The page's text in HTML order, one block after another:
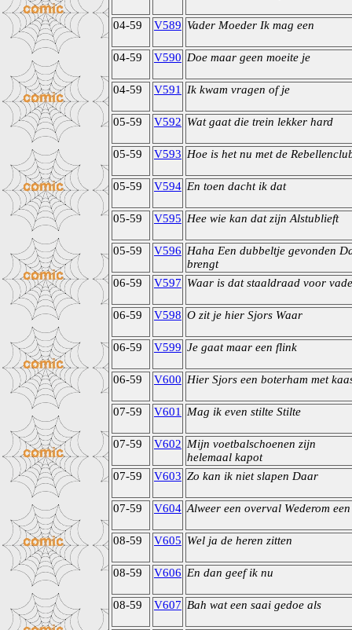
04-59 V589 Vader Moeder Ik mag een
04-59 V590 Doe maar geen moeite je
04-59 V591 Ik kwam vragen of je
05-59 V592 Wat gaat die trein lekker hard
05-59 V593 Hoe is het nu met de
05-59 V594 En toen dacht ik dat
05-59 V595 Hee wie kan dat zijn Alstublieft
05-59 V596 Haha Een dubbeltje gevonden
brengt
06-59
V597 Waar is dat staaldraad voor
06-59 V598 O zit je hier Sjors Waar
06-59 V599 Je gaat maar een flink
06-59 V600 Hier Sjors een boterham met
07-59 V601 Mag ik even stilte Stilte
07-59 V602 Mijn voetbalschoenen zijn
helemaal kapot
07-59
V603 Zo kan ik niet slapen Daar
07-59 V604 Alweer een overval Wederom een
08-59 V605 Wel ja de heren zitten
08-59 V606 En dan geef ik nu
08-59 V607 Bah wat een saai gedoe als